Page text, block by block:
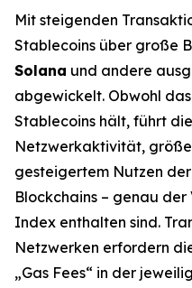
Mit steigenden
Stablecoins über große
Solana und andere
abgewickelt. Obwohl
Stablecoins hält, führt
Netzwerkaktivität,
gesteigertem Nutzen
Blockchains – genau
Index enthalten sind.
Netzwerken erfordern
„Gas Fees“ in der